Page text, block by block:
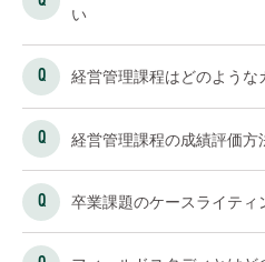
い
経営管理課程はどのような
経営管理課程の成績評価方
卒業課題のケースライティ